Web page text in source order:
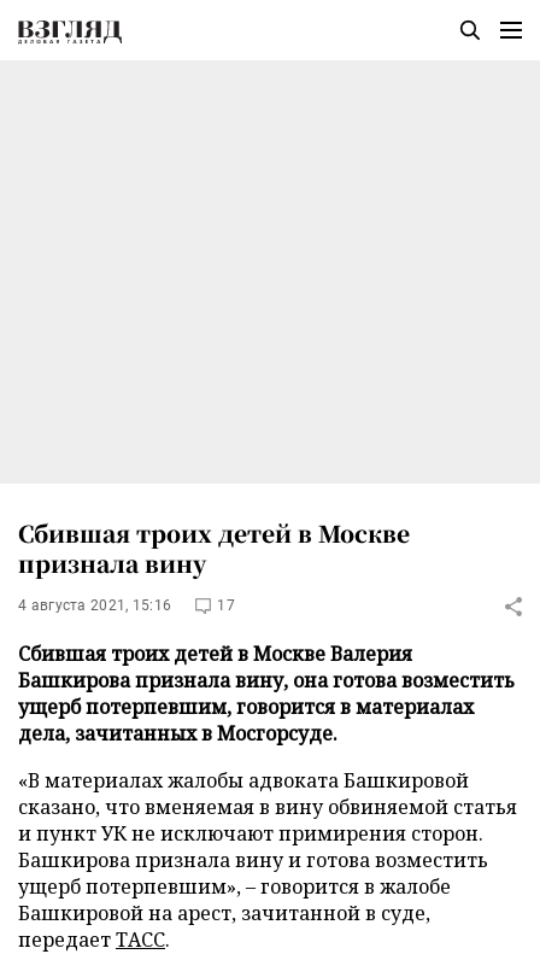
Сбившая троих детей в Москве
признала вину
4 августа 2021, 15:16 17
Сбившая троих детей в Москве Валерия
Башкирова признала вину, она готова возместить
ущерб потерпевшим, говорится в материалах
дела, зачитанных в Мосгорсуде.
«В материалах жалобы адвоката Башкировой
сказано, что вменяемая в вину обвиняемой статья
и пункт УК не исключают примирения сторон.
Башкирова признала вину и готова возместить
ущерб потерпевшим», – говорится в жалобе
Башкировой на арест, зачитанной в суде,
передаетТАСС.